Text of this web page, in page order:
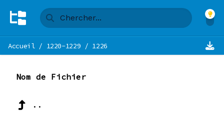
Accueil/ 1220-1229 / 1226
Nom de Fichier
..